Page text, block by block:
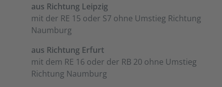
aus Richtung Leipzig
mit der RE 15 oder S7 ohne Umstieg Richtung
Naumburg
aus Richtung Erfurt
mit dem RE 16 oder der RB 20 ohne Umstieg
Richtung Naumburg